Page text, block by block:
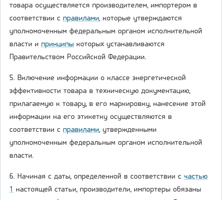
товара осуществляется производителем, импортером в
соответствии с правилами, которые утверждаются
уполномоченным федеральным органом исполнительной
власти и принципы которых устанавливаются
Правительством Российской Федерации.
5. Включение информации о классе энергетической
эффективности товара в техническую документацию,
прилагаемую к товару, в его маркировку, нанесение этой
информации на его этикетку осуществляются в
соответствии с правилами, утвержденными
уполномоченным федеральным органом исполнительной
власти.
6. Начиная с даты, определенной в соответствии с частью
1 настоящей статьи, производители, импортеры обязаны